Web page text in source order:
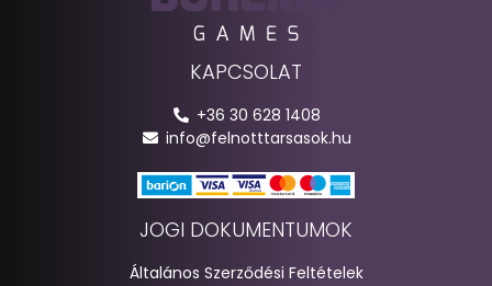
KAPCSOLAT
+36 30 628 1408
info@felnotttarsasok.hu
JOGI DOKUMENTUMOK
Általános Szerződési Feltételek